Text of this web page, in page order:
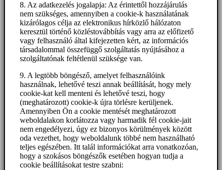
8. Az adatkezelés jogalapja: Az érintettől hozzájárulás
nem szükséges, amennyiben a cookie-k használatának
kizárólagos célja az elektronikus hírközlő hálózaton
keresztül történő közléstovábbítás vagy arra az előfizető
vagy felhasználó által kifejezetten kért, az információs
társadalommal összefüggő szolgáltatás nyújtásához a
szolgáltatónak feltétlenül szüksége van.
9. A legtöbb böngésző, amelyet felhasználóink
használnak, lehetővé teszi annak beállítását, hogy mely
cookie-kat kell menteni és lehetővé teszi, hogy
(meghatározott) cookie-k újra törlésre kerüljenek.
Amennyiben Ön a cookie mentését meghatározott
weboldalakon korlátozza vagy harmadik fél cookie-jait
nem engedélyezi, úgy ez bizonyos körülmények között
oda vezethet, hogy weboldalunk többé nem használható
teljes egészében. Itt talál információkat arra vonatkozóan,
hogy a szokásos böngészők esetében hogyan tudja a
cookie beállításokat testre szabni: